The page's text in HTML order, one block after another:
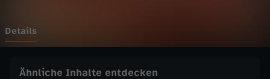
t
Details
Ähnliche Inhalte entdecken